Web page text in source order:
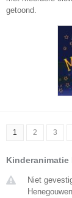
getoond.
1 2 3
Kinderanimatie
Niet